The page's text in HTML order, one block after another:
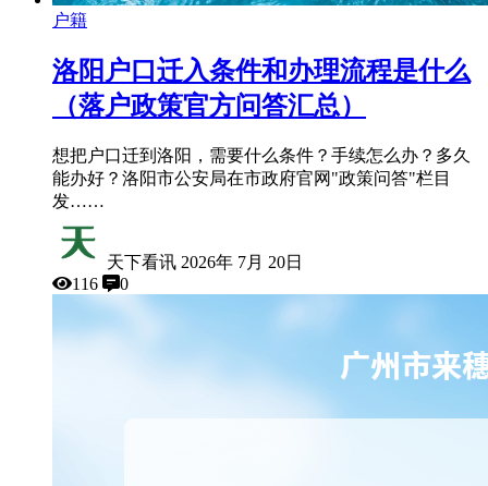
户籍
洛阳户口迁入条件和办理流程是什么
（落户政策官方问答汇总）
想把户口迁到洛阳，需要什么条件？手续怎么办？多久
能办好？洛阳市公安局在市政府官网"政策问答"栏目
发……
天下看讯 2026年 7月 20日
116
0